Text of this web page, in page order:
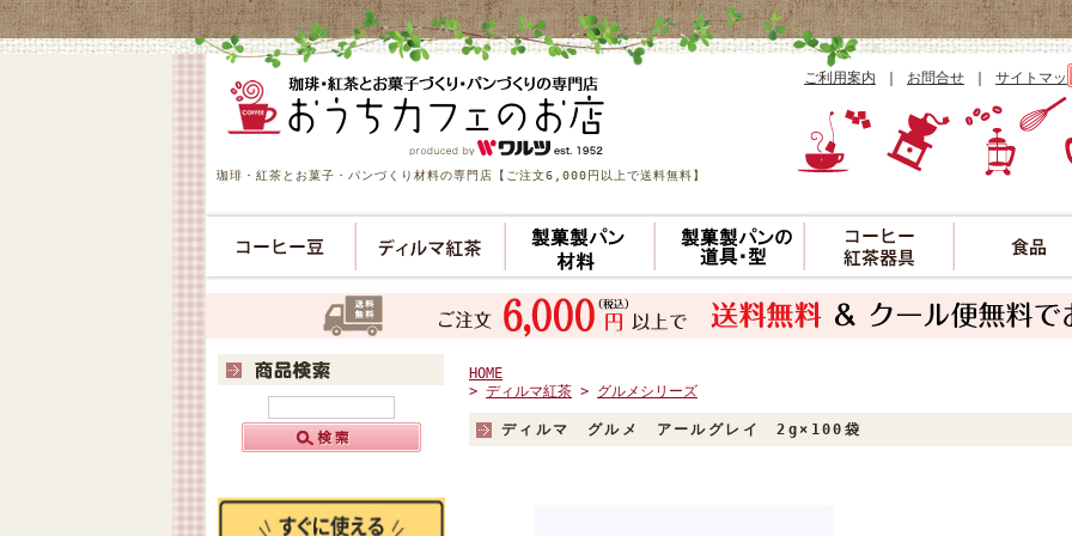
珈琲・紅茶とお菓子・パンづくり材料の専門店【ご注文6,000円以上で送料無料】
ご利用案内 お問合せ サイトマッ
HOME
> ディルマ紅茶 > グルメシリーズ
ディルマ グルメ アールグレイ 2g×100袋